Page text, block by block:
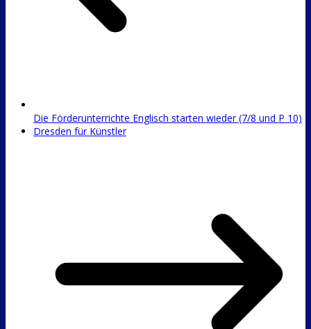
Die Förderunterrichte Englisch starten wieder (7/8 und P 10)
Dresden für Künstler